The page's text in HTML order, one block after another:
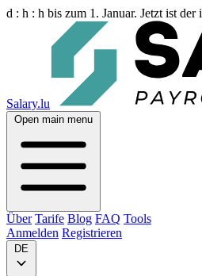
d : h : h bis zum 1. Januar. Jetzt ist
Salary.lu
Open main menu
Über Tarife Blog FAQ Tools
Anmelden Registrieren
DE